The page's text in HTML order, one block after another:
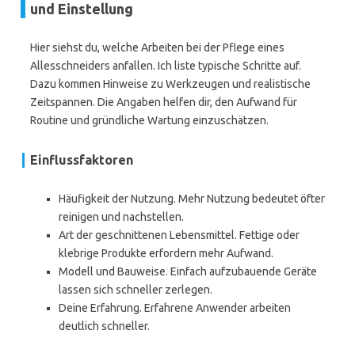
und Einstellung
Hier siehst du, welche Arbeiten bei der Pflege eines
Allesschneiders anfallen. Ich liste typische Schritte auf.
Dazu kommen Hinweise zu Werkzeugen und realistische
Zeitspannen. Die Angaben helfen dir, den Aufwand für
Routine und gründliche Wartung einzuschätzen.
Einflussfaktoren
Häufigkeit der Nutzung. Mehr Nutzung bedeutet öfter
reinigen und nachstellen.
Art der geschnittenen Lebensmittel. Fettige oder
klebrige Produkte erfordern mehr Aufwand.
Modell und Bauweise. Einfach aufzubauende Geräte
lassen sich schneller zerlegen.
Deine Erfahrung. Erfahrene Anwender arbeiten
deutlich schneller.